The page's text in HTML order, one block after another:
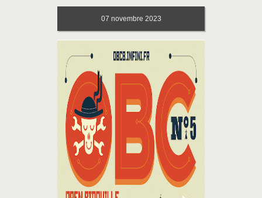
07 novembre 2023